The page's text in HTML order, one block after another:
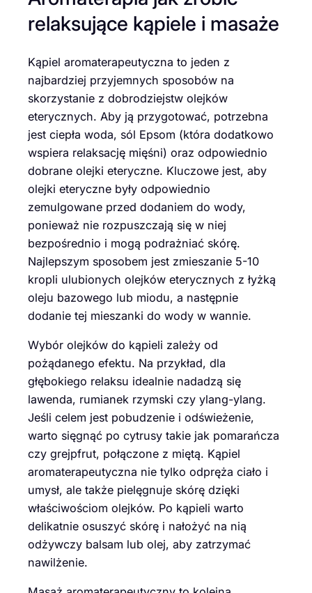
relaksujące kąpiele i masaże
Kąpiel aromaterapeutyczna to jeden z
najbardziej przyjemnych sposobów na
skorzystanie z dobrodziejstw olejków
eterycznych. Aby ją przygotować, potrzebna
jest ciepła woda, sól Epsom (która dodatkowo
wspiera relaksację mięśni) oraz odpowiednio
dobrane olejki eteryczne. Kluczowe jest, aby
olejki eteryczne były odpowiednio
zemulgowane przed dodaniem do wody,
ponieważ nie rozpuszczają się w niej
bezpośrednio i mogą podrażniać skórę.
Najlepszym sposobem jest zmieszanie 5-10
kropli ulubionych olejków eterycznych z łyżką
oleju bazowego lub miodu, a następnie
dodanie tej mieszanki do wody w wannie.
Wybór olejków do kąpieli zależy od
pożądanego efektu. Na przykład, dla
głębokiego relaksu idealnie nadadzą się
lawenda, rumianek rzymski czy ylang-ylang.
Jeśli celem jest pobudzenie i odświeżenie,
warto sięgnąć po cytrusy takie jak pomarańcza
czy grejpfrut, połączone z miętą. Kąpiel
aromaterapeutyczna nie tylko odpręża ciało i
umysł, ale także pielęgnuje skórę dzięki
właściwościom olejków. Po kąpieli warto
delikatnie osuszyć skórę i nałożyć na nią
odżywczy balsam lub olej, aby zatrzymać
nawilżenie.